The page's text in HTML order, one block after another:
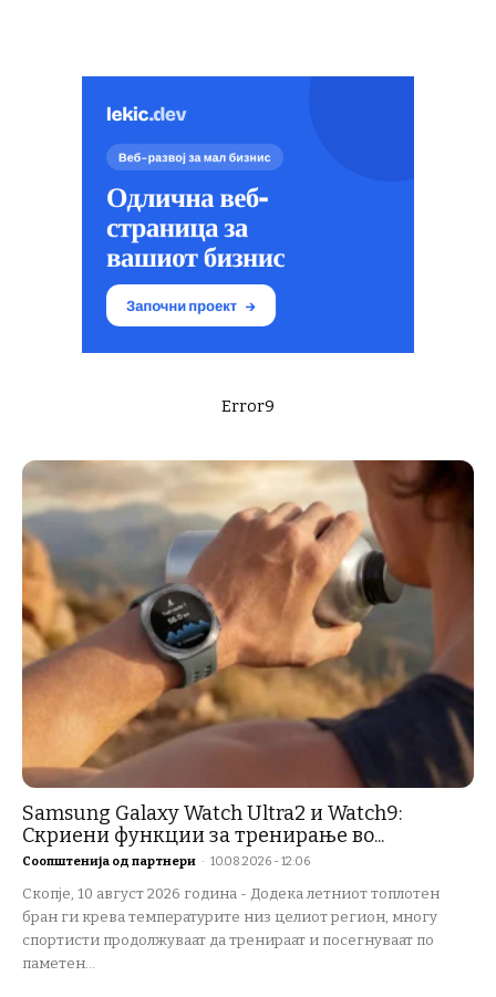
Error9
Samsung Galaxy Watch Ultra2 и Watch9:
Скриени функции за тренирање во...
Соопштенија од партнери - 10.08.2026 - 12:06
Скопје, 10 август 2026 година - Додека летниот топлотен
бран ги крева температурите низ целиот регион, многу
спортисти продолжуваат да тренираат и посегнуваат по
паметен...